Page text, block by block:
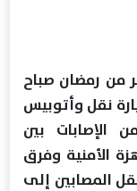
من رمضان صباح
نقل وأتوبيس
الإصابات بين
الأمنية وفرق
المصابين إلى